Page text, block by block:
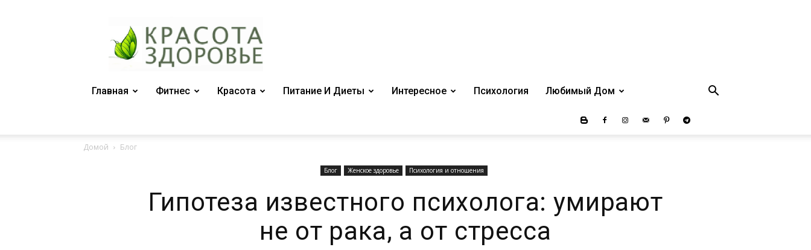
журнал
"Красота
и
Главная
Фитнес Красота Питание И Диеты Интересное Психология Любимый Дом
Домой Блог
Блог Женское здоровье Психология и отношения
Гипотеза известного психолога: умирают
не от рака, а от стресса